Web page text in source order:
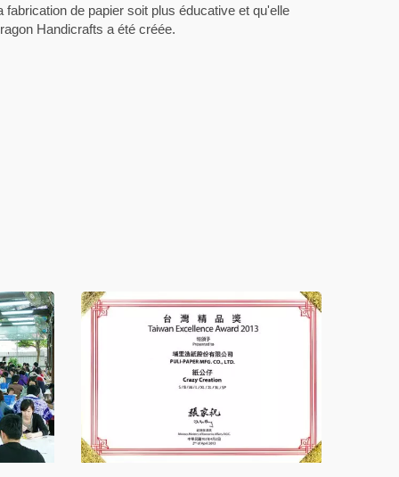
de papier soit plus éducative et qu'elle
Handicrafts a été créée.